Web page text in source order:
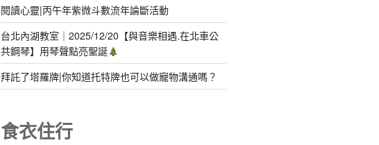
閱讀心靈|丙午年紫微斗數流年論斷活動
台北內湖教室｜2025/12/20【與音樂相遇.在北車公
共鋼琴】用琴聲點亮聖誕
拜託了塔羅牌|你知道托特牌也可以做寵物溝通嗎？
食衣住行